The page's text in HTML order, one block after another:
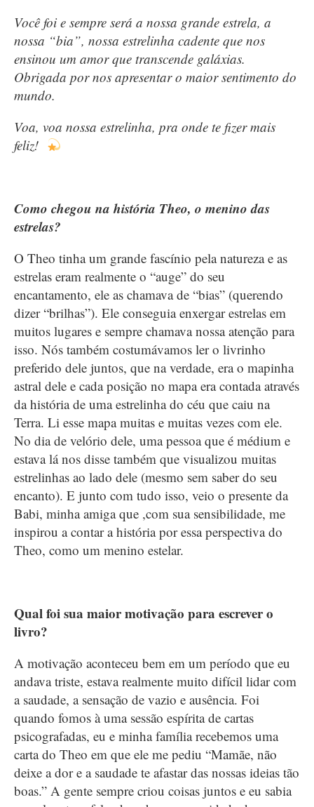
Você foi e sempre será a nossa grande estrela, a
nossa “bia”, nossa estrelinha cadente que nos
ensinou um amor que transcende galáxias.
Obrigada por nos apresentar o maior sentimento do
mundo.
Voa, voa nossa estrelinha, pra onde te fizer mais
feliz!
Como chegou na história Theo, o menino das
estrelas?
O Theo tinha um grande fascínio pela natureza e as
estrelas eram realmente o “auge” do seu
encantamento, ele as chamava de “bias” (querendo
dizer “brilhas”). Ele conseguia enxergar estrelas em
muitos lugares e sempre chamava nossa atenção para
isso. Nós também costumávamos ler o livrinho
preferido dele juntos, que na verdade, era o mapinha
astral dele e cada posição no mapa era contada através
da história de uma estrelinha do céu que caiu na
Terra. Li esse mapa muitas e muitas vezes com ele.
No dia de velório dele, uma pessoa que é médium e
estava lá nos disse também que visualizou muitas
estrelinhas ao lado dele (mesmo sem saber do seu
encanto). E junto com tudo isso, veio o presente da
Babi, minha amiga que ,com sua sensibilidade, me
inspirou a contar a história por essa perspectiva do
Theo, como um menino estelar.
Qual foi sua maior motivação para escrever o
livro?
A motivação aconteceu bem em um período que eu
andava triste, estava realmente muito difícil lidar com
a saudade, a sensação de vazio e ausência. Foi
quando fomos à uma sessão espírita de cartas
psicografadas, eu e minha família recebemos uma
carta do Theo em que ele me pediu “Mamãe, não
deixe a dor e a saudade te afastar das nossas ideias tão
boas.” A gente sempre criou coisas juntos e eu sabia